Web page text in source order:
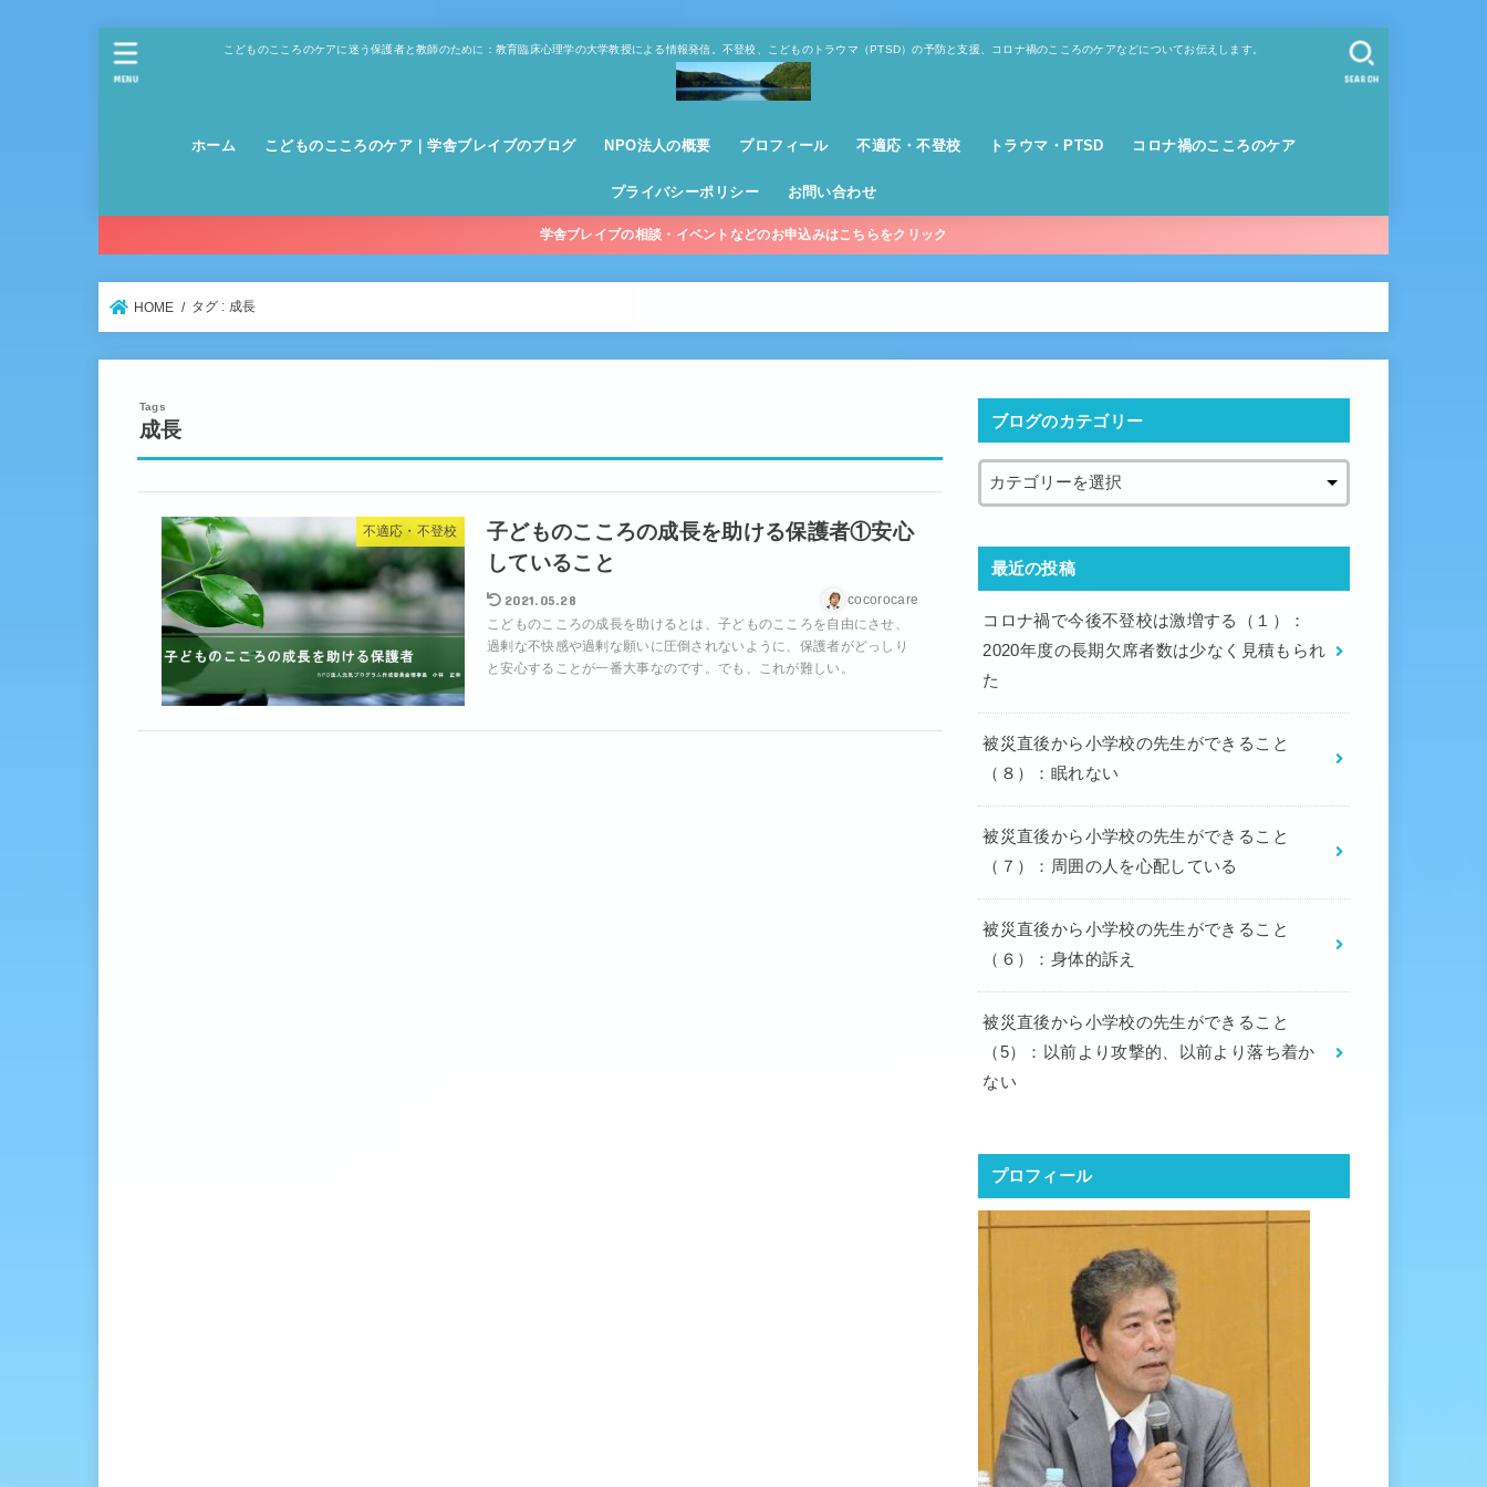
こどものこころのケアに迷う保護者と教師のために：教育臨床心理学の大学教授による情報発信。不登校、こどものトラウマ（PTSD）の予防と支援、コロナ禍のこころのケアなどについてお伝えします。
ホーム こどものこころのケア｜学舎ブレイブのブログ NPO法人の概要 プロフィール 不適応・不登校 トラウマ・PTSD コロナ禍のこころのケア
プライバシーポリシー お問い合わせ
SEARCH
MENU
学舎ブレイブの相談・イベントなどのお申込みはこちらをクリック
HOME タグ : 成長
成長
不適応・不登校
子どものこころの成長を助ける保護者①安心
していること
2021.05.28 cocorocare
こどものこころの成長を助けるとは、子どものこころを自由にさせ、
過剰な不快感や過剰な願いに圧倒されないように、保護者がどっしり
と安心することが一番大事なのです。でも、これが難しい。
ブログのカテゴリー
最近の投稿
コロナ禍で今後不登校は激増する（１）：
2020年度の長期欠席者数は少なく見積もられ
た
被災直後から小学校の先生ができること
（８）：眠れない
被災直後から小学校の先生ができること
（７）：周囲の人を心配している
被災直後から小学校の先生ができること
（６）：身体的訴え
被災直後から小学校の先生ができること
（5）：以前より攻撃的、以前より落ち着か
ない
プロフィール